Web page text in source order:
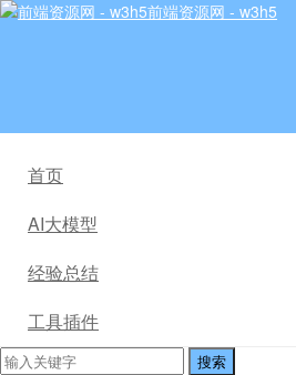
前端资源网 - w3h5
首页
AI大模型
经验总结
工具插件